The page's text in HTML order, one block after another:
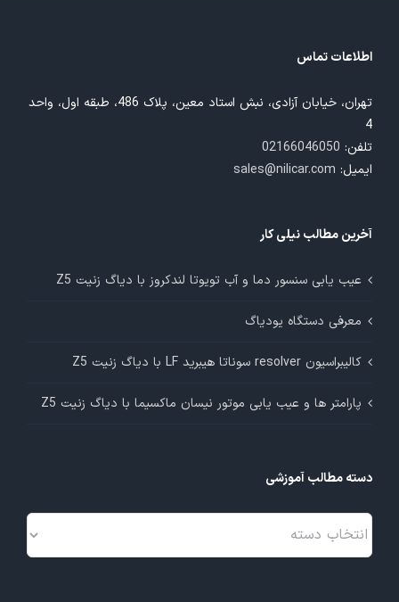
اطلاعات تماس
تهران، خیابان آزادی، نبش استاد معین، پلاک 486، طبقه اول، واحد
4
تلفن: 02166046050
ایمیل: sales@nilicar.com
آخرین مطالب نیلی کار
عیب یابی سنسور دما و آب تویوتا لندکروز با دیاگ زنیت Z5
معرفی دستگاه یودیاگ
کالیبراسیون resolver سوناتا هیبرید LF با دیاگ زنیت Z5
پارامتر ها و عیب یابی موتور نیسان ماکسیما با دیاگ زنیت Z5
دسته مطالب آموزشی
دسته